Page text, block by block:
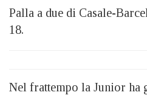
Palla a due di Casale-
18.
Nel frattempo la Junior ha